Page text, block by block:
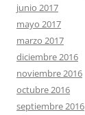
junio 2017
mayo 2017
marzo 2017
diciembre 2016
noviembre 2016
octubre 2016
septiembre 2016